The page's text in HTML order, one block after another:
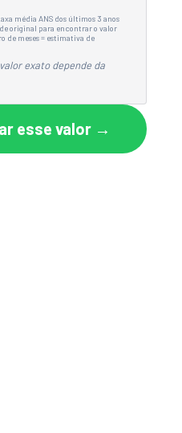
média ANS dos últimos 3 anos
original para encontrar o valor
de meses = estimativa de
exato depende da
esse valor →